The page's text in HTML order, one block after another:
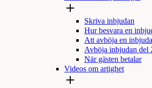
Skriva inbjudan
Hur besvara en
Att avböja en
Avböja inbjudan del
När gästen betalar
Videos om artighet